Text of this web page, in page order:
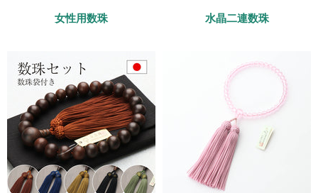
女性用数珠 水晶二連数珠